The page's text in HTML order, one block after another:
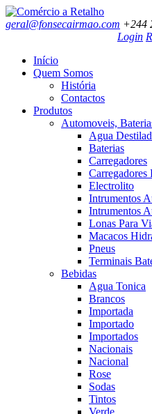
geral@fonsecairmao.com +244
Login
Início
Quem Somos
História
Contactos
Produtos
Automoveis,
Agua
Baterias
Carregadores
Carregadores
Electrolito
Intrumentos
Intrumentos
Lonas Para
Macacos
Pneus
Terminais
Bebidas
Agua Tonica
Brancos
Importada
Importado
Importados
Nacionais
Nacional
Rose
Sodas
Tintos
Verde